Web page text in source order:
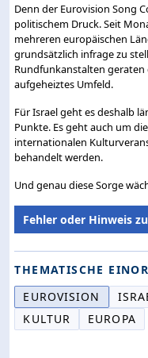
Denn der Eurovision Song
politischem Druck. Seit
mehreren europäischen
grundsätzlich infrage zu
Rundfunkanstalten
aufgeheiztes Umfeld.
Für Israel geht es deshalb
Punkte. Es geht auch um
internationalen
behandelt werden.
Und genau diese Sorge
Fehler oder Hinweis
THEMATISCHE
EUROVISION
KULTUR
EUROPA